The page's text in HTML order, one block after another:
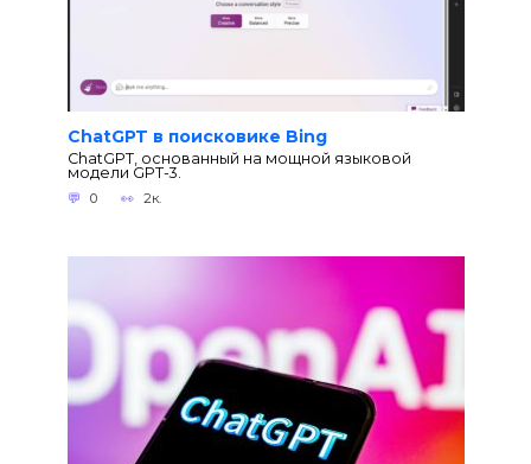
ChatGPT в поисковике Bing
ChatGPT, основанный на мощной языковой
модели GPT-3.
0 2к.